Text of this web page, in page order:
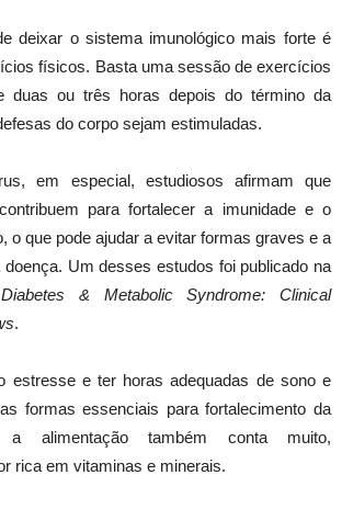
deixar o sistema imunológico mais forte é
físicos. Basta uma sessão de exercícios
duas ou três horas depois do término da
do corpo sejam estimuladas.
em especial, estudiosos afirmam que
para fortalecer a imunidade e o
o que pode ajudar a evitar formas graves e a
Um desses estudos foi publicado na
Diabetes & Metabolic Syndrome: Clinical
.
estresse e ter horas adequadas de sono e
formas essenciais para fortalecimento da
a alimentação também conta muito,
rica em vitaminas e minerais.